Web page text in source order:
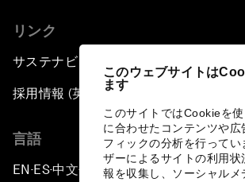
このウェブサイトは
ます
このサイトではCookieを
に合わせたコンテンツや広
フィックの分析を行ってい
ザーによるサイトの利用状
報を収集し、ソーシャルメ
リンク
サステナビリティへの取り組み
採用情報 (英語のみ)
言語
EN ▪ES▪中文▪ 日本語